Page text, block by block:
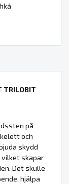
TRILOBIT
på
och
skydd
skapar
Det skulle
hjälpa